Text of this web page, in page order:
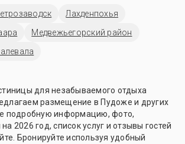
Лахденпохья
Медвежьегорский район
для незабываемого отдыха
размещение в Пудоже и других
подробную информацию, фото,
2026 год, список услуг и отзывы гостей
Бронируйте используя удобный